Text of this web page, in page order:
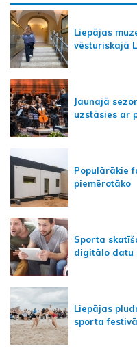
Liepājas
vēsturiskajā
Jaunajā
uzstāsies ar
Populārākie
piemērotāko
Sporta
digitālo datu
Liepājas
sporta